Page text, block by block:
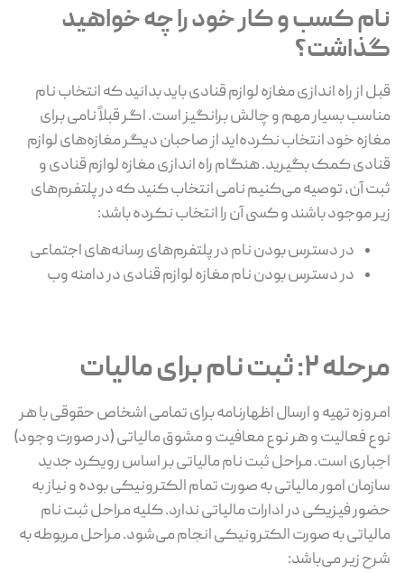
نام کسب و کار خود را چه خواهید
گذاشت؟
قبل از راه اندازی مغازه لوازم قنادی باید بدانید که انتخاب نام
مناسب بسیار مهم و چالش برانگیز است. اگر قبلاً نامی برای
مغازه خود انتخاب نکرده‌اید از صاحبان دیگر مغازه‌های لوازم
قنادی کمک بگیرید. هنگام راه اندازی مغازه لوازم قنادی و
ثبت آن، توصیه می‌کنیم نامی انتخاب کنید که در پلتفرم‌های
زیر موجود باشند و کسی آن را انتخاب نکرده باشد:
در دسترس بودن نام در پلتفرم‌های رسانه‌های اجتماعی
در دسترس بودن نام مغازه لوازم قنادی در دامنه وب
مرحله 2: ثبت نام برای مالیات
امروزه تهیه و ارسال اظهارنامه برای تمامی اشخاص حقوقی با هر
نوع فعالیت و هر نوع معافیت و مشوق مالیاتی (در صورت وجود)
اجباری است. مراحل ثبت نام مالیاتی بر اساس رویکرد جدید
سازمان امور مالیاتی به صورت تمام الکترونیکی بوده و نیاز به
حضور فیزیکی در ادارات مالیاتی ندارد. کلیه مراحل ثبت نام
مالیاتی به صورت الکترونیکی انجام می‌شود. مراحل مربوطه به
شرح زیر می‌باشد: